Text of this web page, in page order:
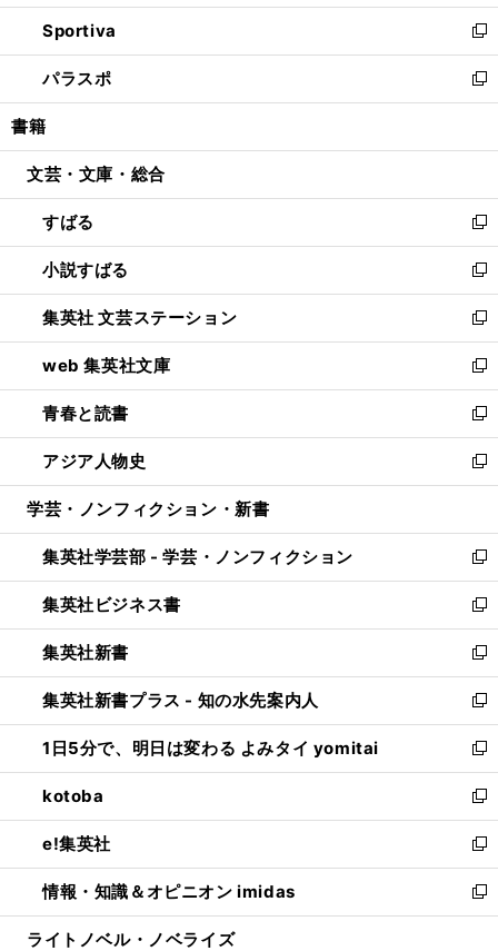
開
く
ン
ド
ウ
で
開
ウ
ィ
ン
ド
ウ
開
し
い
ウ
ィ
ン
ウ
開
く
Sportiva
新
し
い
ウ
ン
ウ
で
開
く
パラスポ
新
し
ウ
ン
ド
ウ
で
開
く
書籍
文芸・文庫・総合
すばる
新
し
い
ウ
ィ
ン
ド
ウ
で
開
く
小説すばる
新
し
い
ウ
ィ
ン
ド
ウ
で
開
集英社 文芸ステーション
新
し
い
ウ
ィ
ン
ド
ウ
開
く
web 集英社文庫
新
し
い
ウ
ィ
ン
ウ
で
開
く
青春と読書
新
し
い
ウ
ン
ド
ウ
で
開
く
アジア人物史
新
し
ウ
ィ
ン
ド
ウ
で
開
く
学芸・ノンフィクション・新書
集英社学芸部 - 学芸・ノンフィクション
新
し
い
ウ
ィ
ン
ド
ウ
で
開
く
集英社ビジネス書
新
し
い
ウ
ィ
ン
ド
ウ
で
開
く
集英社新書
新
し
い
ウ
ィ
ン
ド
ウ
で
開
く
集英社新書プラス - 知の水先案内人
新
し
い
ウ
ィ
ン
ド
ウ
で
開
1日5分で、明日は変わる よみタイ yomitai
新
し
い
ウ
ィ
ン
ド
ウ
kotoba
新
し
い
ウ
ィ
ン
e!集英社
新
し
い
ウ
情報・知識＆オピニオン imidas
新
し
ライトノベル・ノベライズ